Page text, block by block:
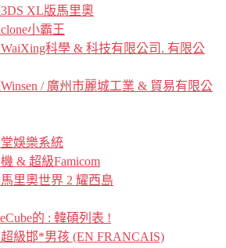
XL版馬里奧
小霸王
科學 & 科技有限公司. 有限公
/ 廣州市麗城工業 & 貿易有限公
娛樂系統
& 超級Famicom
里奧世界 2 耀西島
的 : 韓碩列表 !
級邯*男孩 (EN FRANCAIS)